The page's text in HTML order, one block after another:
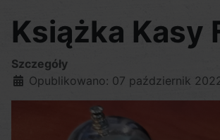
Książka Kasy
Szczegóły
Opublikowano: 07 październik